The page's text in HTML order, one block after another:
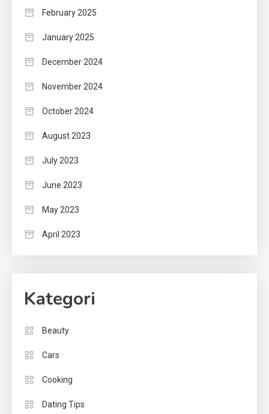
February 2025
January 2025
December 2024
November 2024
October 2024
August 2023
July 2023
June 2023
May 2023
April 2023
Kategori
Beauty
Cars
Cooking
Dating Tips